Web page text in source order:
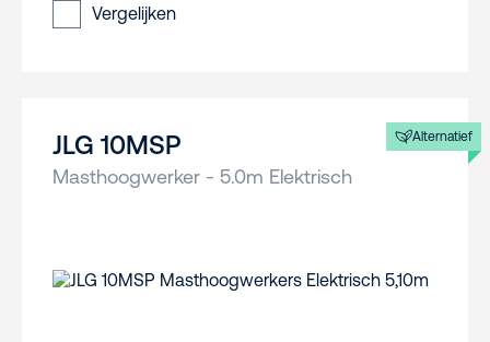
Vergelijken
Alternatief
JLG 10MSP
Masthoogwerker - 5.0m Elektrisch